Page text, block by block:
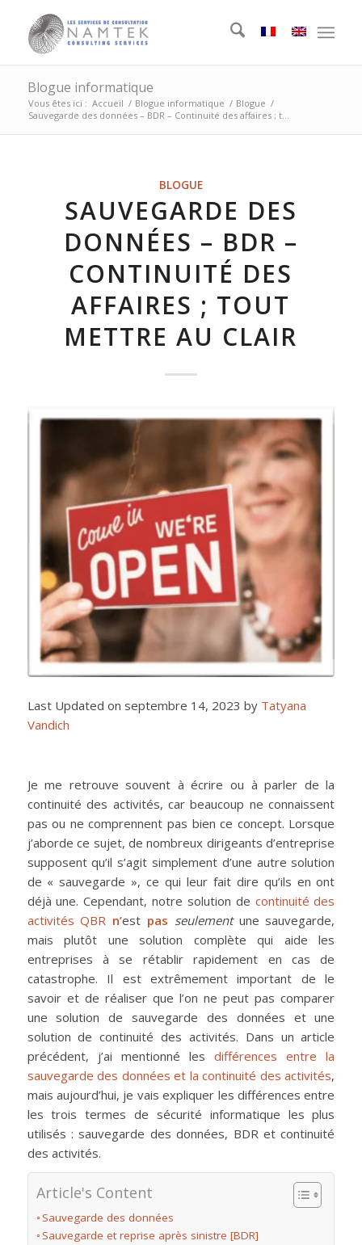
Blogue informatique
Vous êtes ici : Accueil / Blogue informatique / Blogue /
Sauvegarde des données – BDR – Continuité des affaires ; t...
BLOGUE
SAUVEGARDE DES
DONNÉES – BDR –
CONTINUITÉ DES
AFFAIRES ; TOUT
METTRE AU CLAIR
Last Updated on septembre 14, 2023 by Tatyana
Vandich
Je me retrouve souvent à écrire ou à parler de la
continuité des activités, car beaucoup ne connaissent
pas ou ne comprennent pas bien ce concept. Lorsque
j’aborde ce sujet, de nombreux dirigeants d’entreprise
supposent qu’il s’agit simplement d’une autre solution
de « sauvegarde », ce qui leur fait dire qu’ils en ont
déjà une. Cependant, notre solution de continuité des
activités QBR n’est pas seulement une sauvegarde,
mais plutôt une solution complète qui aide les
entreprises à se rétablir rapidement en cas de
catastrophe. Il est extrêmement important de le
savoir et de réaliser que l’on ne peut pas comparer
une solution de sauvegarde des données et une
solution de continuité des activités. Dans un article
précédent, j’ai mentionné lesdifférences entre la
sauvegarde des données et la continuité des activités,
mais aujourd’hui, je vais expliquer les différences entre
les trois termes de sécurité informatique les plus
utilisés : sauvegarde des données, BDR et continuité
des activités.
Article's Content
Sauvegarde des données
Sauvegarde et reprise après sinistre [BDR]